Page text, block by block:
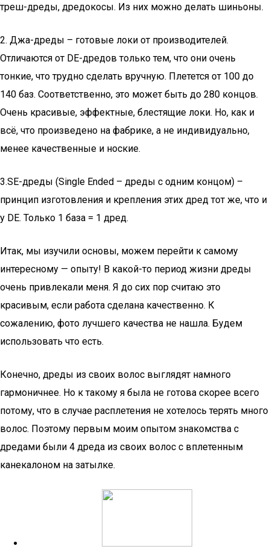
треш-дреды, дредокосы. Из них можно делать шиньоны.
2. Джа-дреды – готовые локи от производителей.
Отличаются от DE-дредов только тем, что они очень
тонкие, что трудно сделать вручную. Плетется от 100 до
140 баз. Соответственно, это может быть до 280 концов.
Очень красивые, эффектные, блестящие локи. Но, как и
всё, что произведено на фабрике, а не индивидуально,
менее качественные и ноские.
3.SE-дреды (Single Ended – дреды с одним концом) –
принцип изготовления и крепления этих дред тот же, что и
у DE. Только 1 база = 1 дред.
Итак, мы изучили основы, можем перейти к самому
интересному — опыту! В какой-то период жизни дреды
очень привлекали меня. Я до сих пор считаю это
красивым, если работа сделана качественно. К
сожалению, фото лучшего качества не нашла. Будем
использовать что есть.
Конечно, дреды из своих волос выглядят намного
гармоничнее. Но к такому я была не готова скорее всего
потому, что в случае расплетения не хотелось терять много
волос. Поэтому первым моим опытом знакомства с
дредами были 4 дреда из своих волос с вплетенным
канекалоном на затылке.